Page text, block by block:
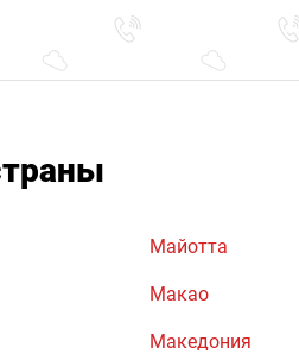
Майотта
Макао
Македония